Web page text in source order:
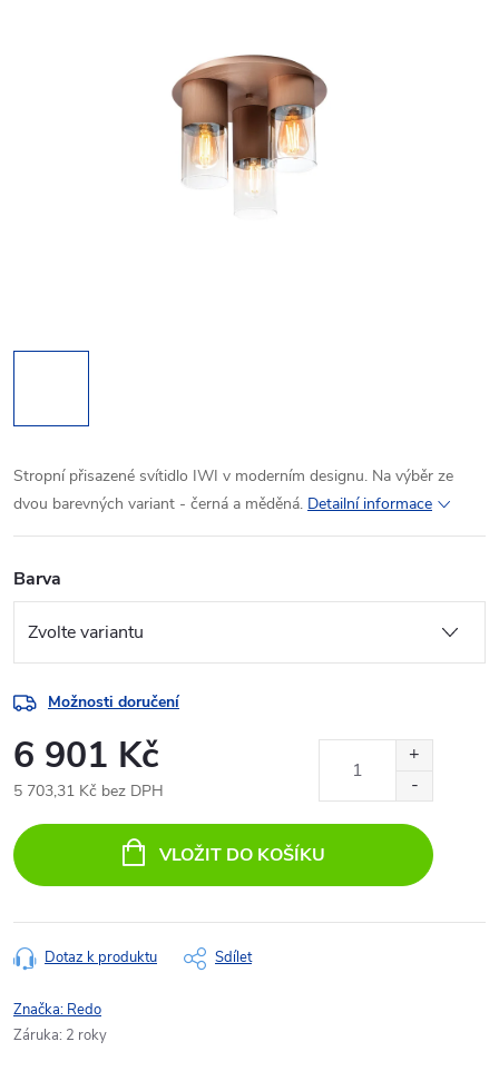
Stropní přisazené svítidlo IWI v moderním designu. Na výběr ze
dvou barevných variant - černá a měděná. Detailní informace
Barva
Možnosti doručení
6 901 Kč
5 703,31 Kč bez DPH
cena:
VLOŽIT DO KOŠÍKU
Dotaz k produktu Sdílet
Značka: Redo
Záruka: 2 roky